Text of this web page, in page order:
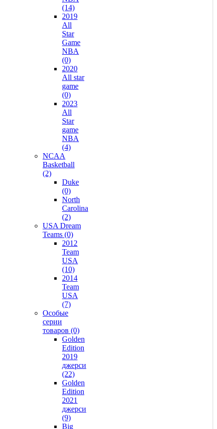
(14)
2019
All
Star
Game
NBA
(0)
2020
All star
game
(0)
2023
All
Star
game
NBA
(4)
NCAA
Basketball
(2)
Duke
(0)
North
Carolina
(2)
USA Dream
Teams (0)
2012
Team
USA
(10)
2014
Team
USA
(7)
Особые
серии
товаров (0)
Golden
Edition
2019
джерси
(22)
Golden
Edition
2021
джерси
(9)
Big